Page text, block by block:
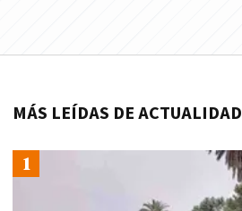
MÁS LEÍDAS DE ACTUALIDAD